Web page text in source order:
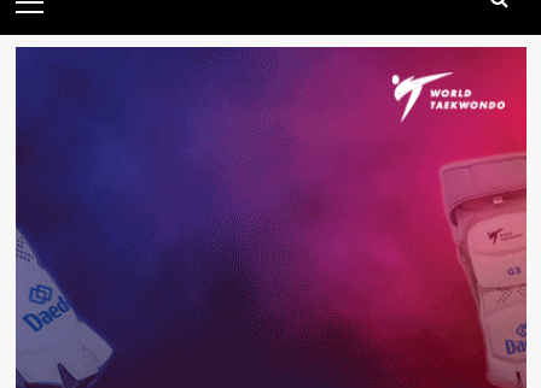
principal